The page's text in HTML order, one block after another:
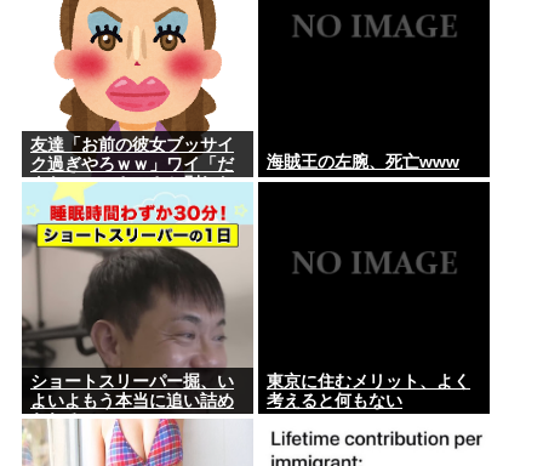
友達「お前の彼女ブッサイ
ク過ぎやろｗｗ」ワイ「だ
よなｗｗｗさっさと別れた
いわｗｗｗ」
海賊王の左腕、死亡www
ショートスリーパー掘、い
よいよもう本当に追い詰め
られる
東京に住むメリット、よく
考えると何もない